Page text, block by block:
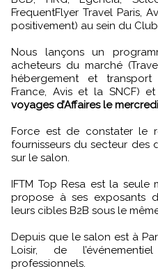
FrequentFlyer Travel Paris,
positivement) au sein du
Nous lançons un
acheteurs du marché
hébergement et
France, Avis et la SNCF)
voyages d’Affaires le
Force est de constater le
fournisseurs du secteur des
sur le salon.
IFTM Top Resa est la seule
propose à ses exposants
leurs cibles B2B sous le
Depuis que le salon est à
Loisir, de
professionnels.